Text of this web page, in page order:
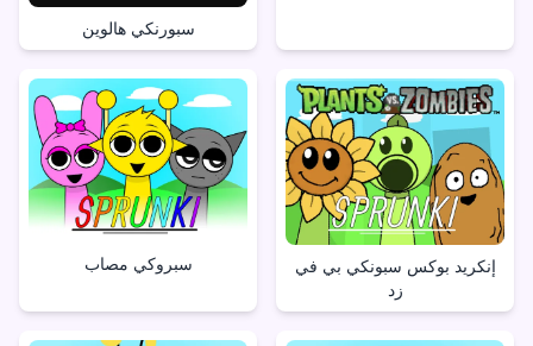
سبورنكي هالوين
سبروكي مصاب
إنكريد بوكس سبونكي بي في
زد